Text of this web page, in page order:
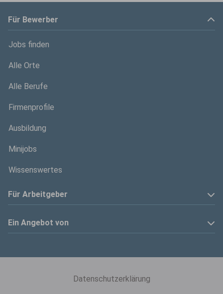
Für Bewerber
Jobs finden
Alle Orte
Alle Berufe
Firmenprofile
Ausbildung
Minijobs
Wissenswertes
Für Arbeitgeber
Anzeige schalten
Ein Angebot von
Datenschutzerklärung